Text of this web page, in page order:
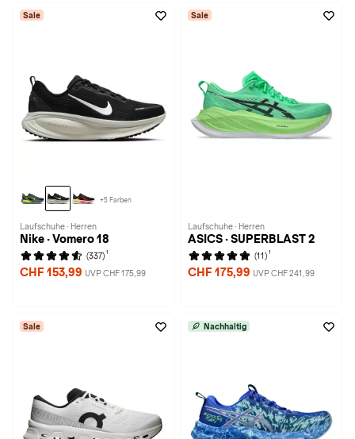
Sale
+5 Farben
Laufschuhe · Herren
Nike · Vomero 18
(337) 1
CHF 153,99 UVP CHF 175,99
Sale
Laufschuhe · Herren
ASICS · SUPERBLAST 2
(11) 1
CHF 175,99 UVP CHF 241,99
Sale Nachhaltig